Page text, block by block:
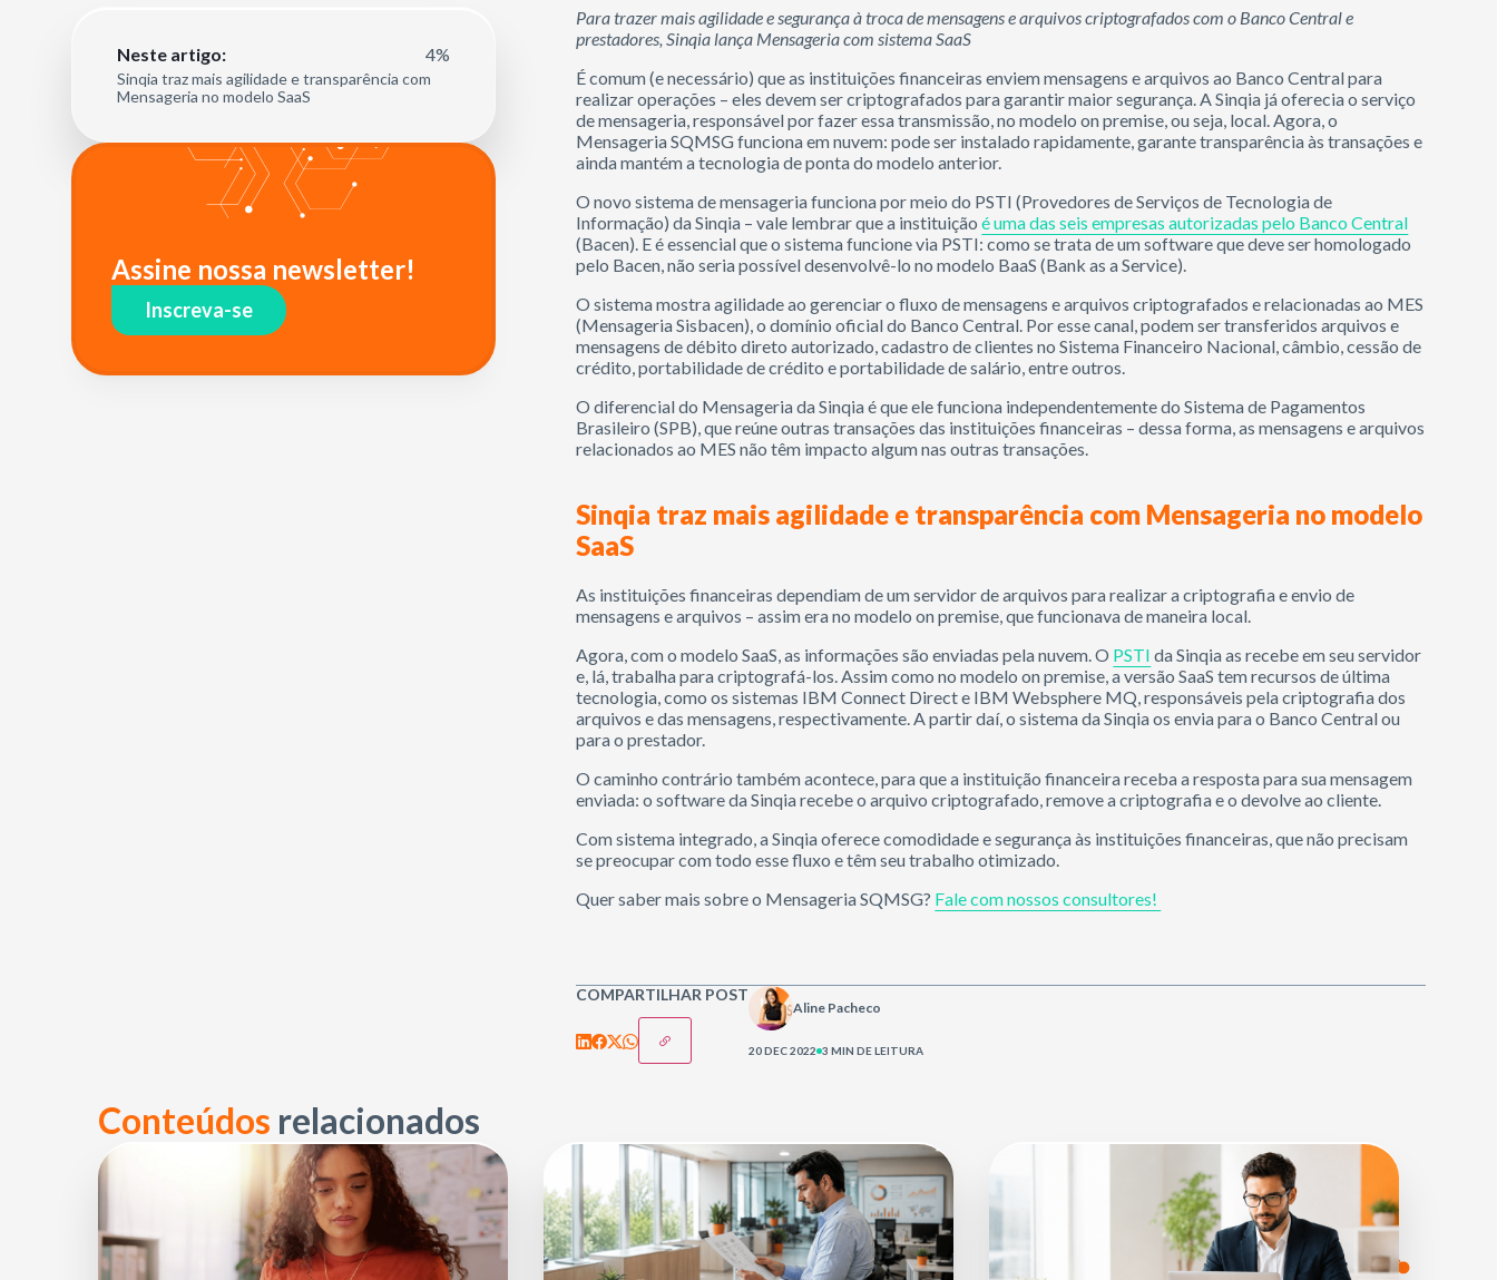
Neste artigo: 4%
Sinqia traz mais agilidade e transparência com
Mensageria no modelo SaaS
Assine nossa newsletter!
Inscreva-se
Para trazer mais agilidade e segurança à troca de mensagens e arquivos criptografados com o Banco Central e
prestadores, Sinqia lança Mensageria com sistema SaaS
É comum (e necessário) que as instituições financeiras enviem mensagens e arquivos ao Banco Central para
realizar operações – eles devem ser criptografados para garantir maior segurança. A Sinqia já oferecia o serviço
de mensageria, responsável por fazer essa transmissão, no modelo on premise, ou seja, local. Agora, o
Mensageria SQMSG funciona em nuvem: pode ser instalado rapidamente, garante transparência às transações e
ainda mantém a tecnologia de ponta do modelo anterior.
O novo sistema de mensageria funciona por meio do PSTI (Provedores de Serviços de Tecnologia de
Informação) da Sinqia – vale lembrar que a instituiçãoé uma das seis empresas autorizadas pelo Banco Central
(Bacen). E é essencial que o sistema funcione via PSTI: como se trata de um software que deve ser homologado
pelo Bacen, não seria possível desenvolvê-lo no modelo BaaS (Bank as a Service).
O sistema mostra agilidade ao gerenciar o fluxo de mensagens e arquivos criptografados e relacionadas ao MES
(Mensageria Sisbacen), o domínio oficial do Banco Central. Por esse canal, podem ser transferidos arquivos e
mensagens de débito direto autorizado, cadastro de clientes no Sistema Financeiro Nacional, câmbio, cessão de
crédito, portabilidade de crédito e portabilidade de salário, entre outros.
O diferencial do Mensageria da Sinqia é que ele funciona independentemente do Sistema de Pagamentos
Brasileiro (SPB), que reúne outras transações das instituições financeiras – dessa forma, as mensagens e arquivos
relacionados ao MES não têm impacto algum nas outras transações.
Sinqia traz mais agilidade e transparência com Mensageria no modelo
SaaS
As instituições financeiras dependiam de um servidor de arquivos para realizar a criptografia e envio de
mensagens e arquivos – assim era no modelo on premise, que funcionava de maneira local.
Agora, com o modelo SaaS, as informações são enviadas pela nuvem. O PSTI da Sinqia as recebe em seu servidor
e, lá, trabalha para criptografá-los. Assim como no modelo on premise, a versão SaaS tem recursos de última
tecnologia, como os sistemas IBM Connect Direct e IBM Websphere MQ, responsáveis pela criptografia dos
arquivos e das mensagens, respectivamente. A partir daí, o sistema da Sinqia os envia para o Banco Central ou
para o prestador.
O caminho contrário também acontece, para que a instituição financeira receba a resposta para sua mensagem
enviada: o software da Sinqia recebe o arquivo criptografado, remove a criptografia e o devolve ao cliente.
Com sistema integrado, a Sinqia oferece comodidade e segurança às instituições financeiras, que não precisam
se preocupar com todo esse fluxo e têm seu trabalho otimizado.
Quer saber mais sobre o Mensageria SQMSG? Fale com nossos consultores!
COMPARTILHAR POST
Aline Pacheco
20 DEC 2022 3 MIN DE LEITURA
Conteúdos relacionados